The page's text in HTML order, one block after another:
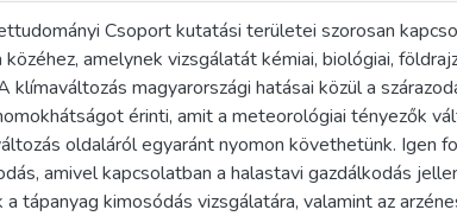
Csoport kutatási területei szorosan
közéhez, amelynek vizsgálatát kémiai, biológiai,
klímaváltozás magyarországi hatásai közül a
érinti, amit a meteorológiai tényezők
oldaláról egyaránt nyomon követhetünk. Igen
amivel kapcsolatban a halastavi gazdálkodás
tápanyag kimosódás vizsgálatára, valamint az